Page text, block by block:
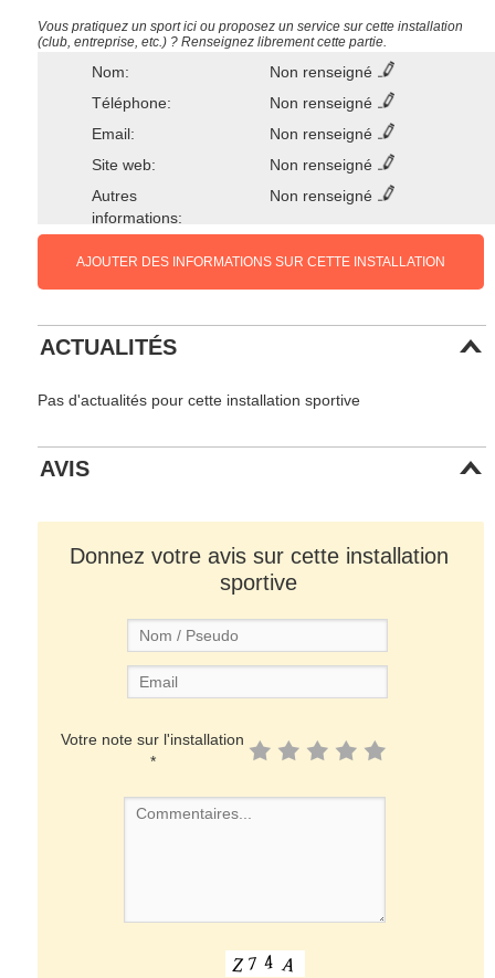
Vous pratiquez un sport ici ou proposez un service sur cette installation
(club, entreprise, etc.) ? Renseignez librement cette partie.
Nom:
Non renseigné
Téléphone:
Non renseigné
Email:
Non renseigné
Site web:
Non renseigné
Autres
informations:
Non renseigné
AJOUTER DES INFORMATIONS SUR CETTE INSTALLATION
ACTUALITÉS
Pas d'actualités pour cette installation sportive
AVIS
Donnez votre avis sur cette installation
sportive
Votre note sur l'installation
*